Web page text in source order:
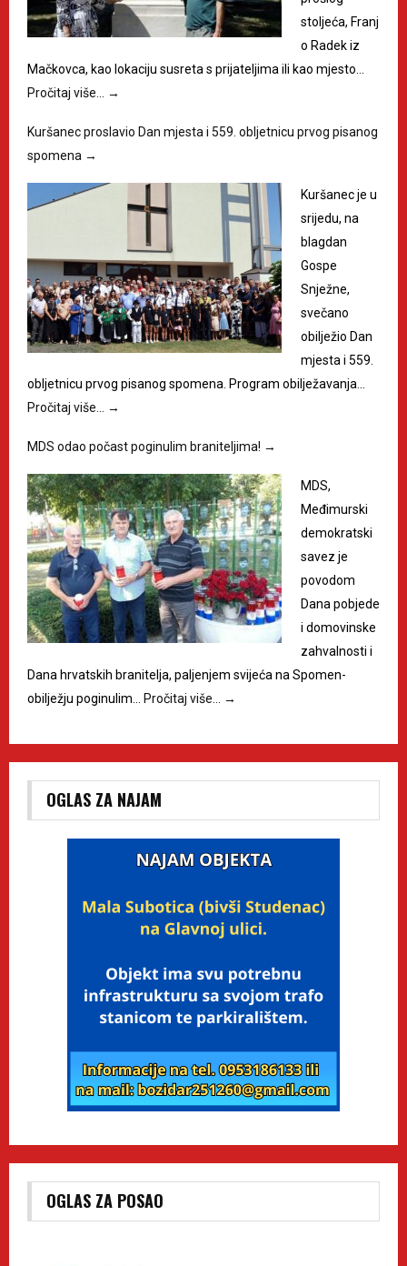
stoljeća, Franj
o Radek iz
Mačkovca, kao lokaciju susreta s prijateljima ili kao mjesto…
Pročitaj više… →
Kuršanec proslavio Dan mjesta i 559. obljetnicu prvog pisanog
spomena →
Kuršanec je u
srijedu, na
blagdan
Gospe
Snježne,
svečano
obilježio Dan
mjesta i 559.
obljetnicu prvog pisanog spomena. Program obilježavanja…
Pročitaj više… →
MDS odao počast poginulim braniteljima! →
MDS,
Međimurski
demokratski
savez je
povodom
Dana pobjede
i domovinske
zahvalnosti i
Dana hrvatskih branitelja, paljenjem svijeća na Spomen-
obilježju poginulim… Pročitaj više… →
OGLAS ZA NAJAM
OGLAS ZA POSAO